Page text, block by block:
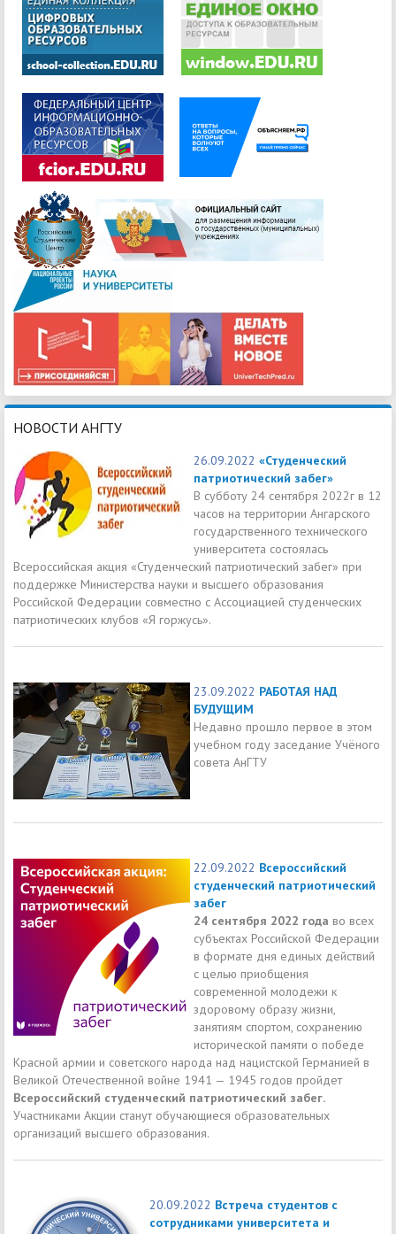
НОВОСТИ АНГТУ
26.09.2022 «Студенческий
патриотический забег»
В субботу 24 сентября 2022г в 12
часов на территории Ангарского
государственного технического
университета состоялась
Всероссийская акция «Студенческий патриотический забег» при
поддержке Министерства науки и высшего образования
Российской Федерации совместно с Ассоциацией студенческих
патриотических клубов «Я горжусь».
23.09.2022 РАБОТАЯ НАД
БУДУЩИМ
Недавно прошло первое в этом
учебном году заседание Учёного
совета АнГТУ
22.09.2022 Всероссийский
студенческий патриотический
забег
24 сентября 2022 года во всех
субъектах Российской Федерации
в формате дня единых действий
с целью приобщения
современной молодежи к
здоровому образу жизни,
занятиям спортом, сохранению
исторической памяти о победе
Красной армии и советского народа над нацистской Германией в
Великой Отечественной войне 1941 — 1945 годов пройдет
Всероссийский студенческий патриотический забег.
Участниками Акции станут обучающиеся образовательных
организаций высшего образования.
20.09.2022 Встреча студентов с
сотрудниками университета и